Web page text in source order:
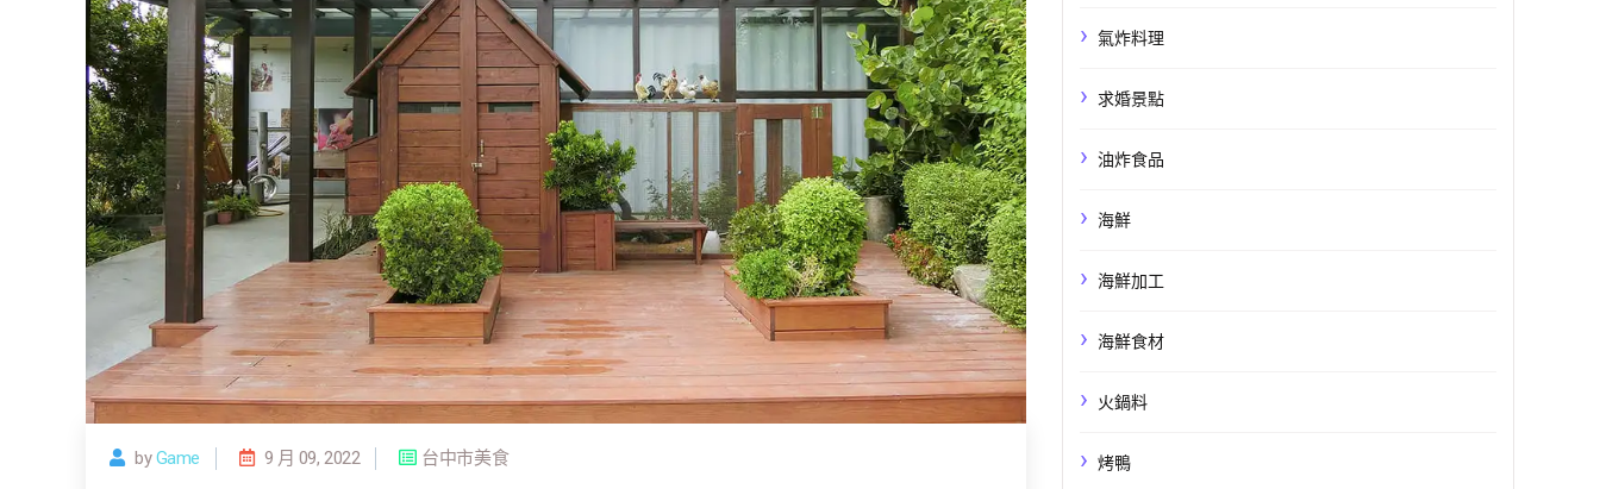
byGame 9 月 09, 2022 台中市美食
氣炸料理
求婚景點
油炸食品
海鮮
海鮮加工
海鮮食材
火鍋料
烤鴨